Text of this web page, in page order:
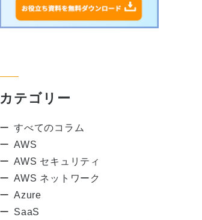
カテゴリー
すべてのコラム
AWS
AWS セキュリティ
AWS ネットワーク
Azure
SaaS